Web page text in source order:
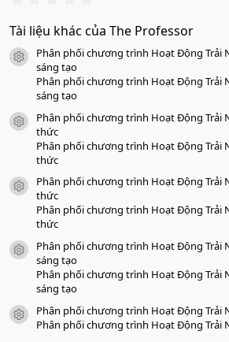
0
0
a
Tài liệu khác của The Professor
icon tài liệu
Phân phối chương trình Hoạt Động Trải
sáng tạo
Phân phối chương trình Hoạt Động Trải
sáng tạo
icon tài liệu
Phân phối chương trình Hoạt Động Trải
thức
Phân phối chương trình Hoạt Động Trải
thức
icon tài liệu
Phân phối chương trình Hoạt Động Trải
thức
Phân phối chương trình Hoạt Động Trải
thức
icon tài liệu
Phân phối chương trình Hoạt Động Trải
sáng tạo
Phân phối chương trình Hoạt Động Trải
sáng tạo
icon tài liệu
Phân phối chương trình Hoạt Động Trải
Phân phối chương trình Hoạt Động Trải